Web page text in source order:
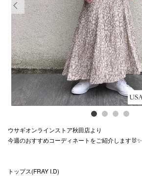
Previous
ウサギオンラインストア秋田店より
今週のおすすめコーディネートをご紹介します🐰✨
トップス(FRAY I.D)